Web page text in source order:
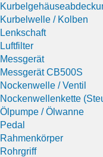
Kurbelwelle / Kolben
Lenkschaft
Luftfilter
Messgerät
Messgerät CB500S
Nockenwelle / Ventil
Nockenwellenkette
Ölpumpe / Ölwanne
Pedal
Rahmenkörper
Rohrgriff